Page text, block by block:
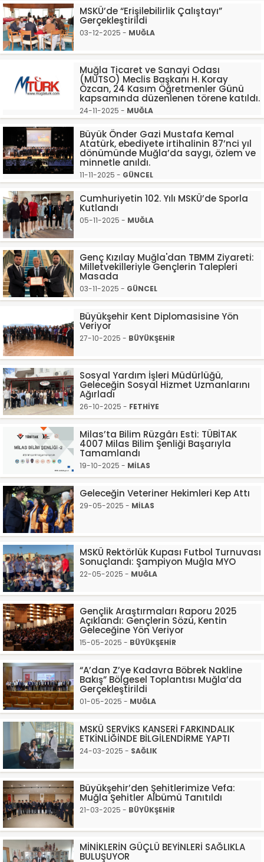
MSKÜ’de “Erişilebilirlik Çalıştayı”
Gerçekleştirildi
03-12-2025 - MUĞLA
Muğla Ticaret ve Sanayi Odası
(MUTSO) Meclis Başkanı H. Koray
Özcan, 24 Kasım Öğretmenler Günü
kapsamında düzenlenen törene katıldı.
24-11-2025 - MUĞLA
Büyük Önder Gazi Mustafa Kemal
Atatürk, ebediyete irtihalinin 87’nci yıl
dönümünde Muğla’da saygı, özlem ve
minnetle anıldı.
11-11-2025 - GÜNCEL
Cumhuriyetin 102. Yılı MSKÜ’de Sporla
Kutlandı
05-11-2025 - MUĞLA
Genç Kızılay Muğla'dan TBMM Ziyareti:
Milletvekilleriyle Gençlerin Talepleri
Masada
03-11-2025 - GÜNCEL
Büyükşehir Kent Diplomasisine Yön
Veriyor
27-10-2025 - BÜYÜKŞEHİR
Sosyal Yardım İşleri Müdürlüğü,
Geleceğin Sosyal Hizmet Uzmanlarını
Ağırladı
26-10-2025 - FETHİYE
Milas’ta Bilim Rüzgârı Esti: TÜBİTAK
4007 Milas Bilim Şenliği Başarıyla
Tamamlandı
19-10-2025 - MİLAS
Geleceğin Veteriner Hekimleri Kep Attı
29-05-2025 - MİLAS
MSKÜ Rektörlük Kupası Futbol Turnuvası
Sonuçlandı: Şampiyon Muğla MYO
22-05-2025 - MUĞLA
Gençlik Araştırmaları Raporu 2025
Açıklandı: Gençlerin Sözü, Kentin
Geleceğine Yön Veriyor
15-05-2025 - BÜYÜKŞEHİR
“A’dan Z’ye Kadavra Böbrek Nakline
Bakış” Bölgesel Toplantısı Muğla’da
Gerçekleştirildi
01-05-2025 - MUĞLA
MSKÜ SERVİKS KANSERİ FARKINDALIK
ETKİNLİĞİNDE BİLGİLENDİRME YAPTI
24-03-2025 - SAĞLIK
Büyükşehir’den Şehitlerimize Vefa:
Muğla Şehitler Albümü Tanıtıldı
21-03-2025 - BÜYÜKŞEHİR
MİNİKLERİN GÜÇLÜ BEYİNLERİ SAĞLIKLA
BULUŞUYOR